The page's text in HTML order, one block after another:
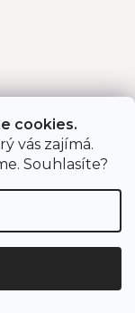
cookies.
vás zajímá.
Souhlasíte?